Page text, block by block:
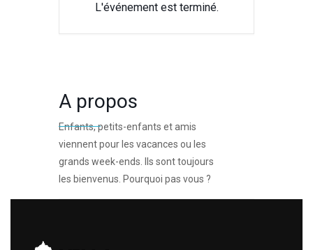
L'événement est terminé.
A propos
Enfants, petits-enfants et amis
viennent pour les vacances ou les
grands week-ends. Ils sont toujours
les bienvenus. Pourquoi pas vous ?